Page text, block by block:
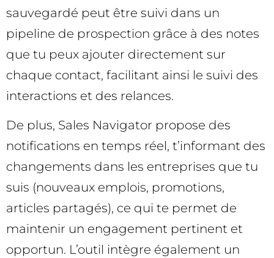
sauvegardé peut être suivi dans un
pipeline de prospection grâce à des notes
que tu peux ajouter directement sur
chaque contact, facilitant ainsi le suivi des
interactions et des relances.
De plus, Sales Navigator propose des
notifications en temps réel, t’informant des
changements dans les entreprises que tu
suis (nouveaux emplois, promotions,
articles partagés), ce qui te permet de
maintenir un engagement pertinent et
opportun. L’outil intègre également un